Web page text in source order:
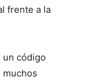
frente a la
un código